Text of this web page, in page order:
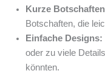
Kurze
Botschaften, die
Einfache Designs:
oder zu viele
könnten.